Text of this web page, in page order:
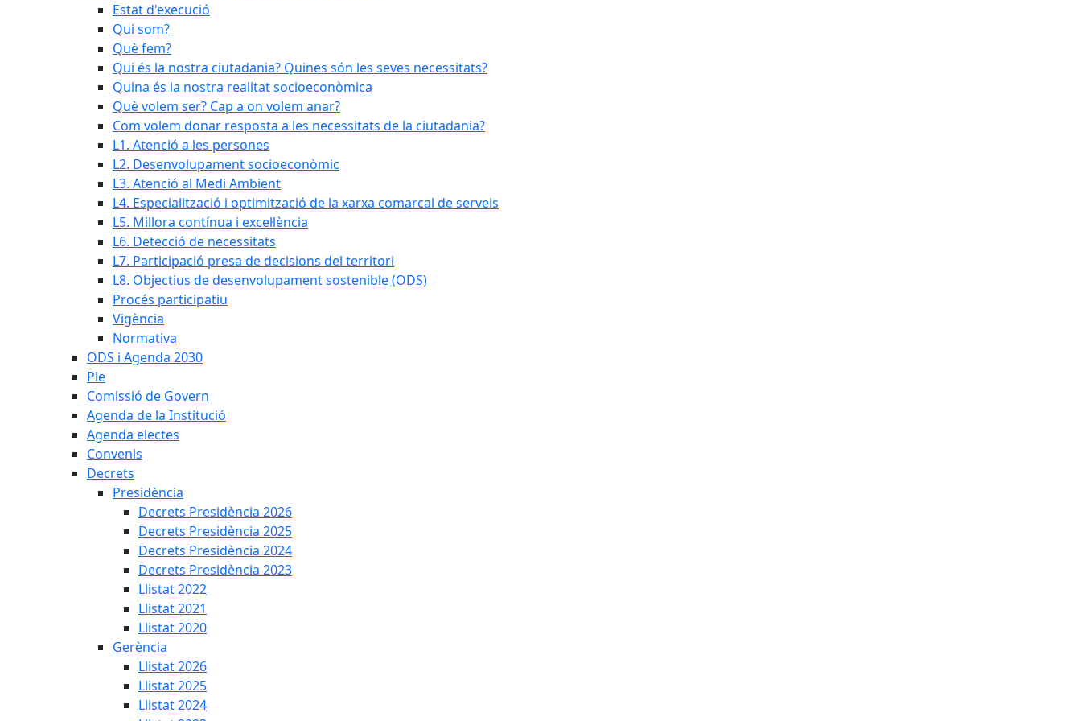
Estat d'execució
Qui som?
Què fem?
Qui és la nostra ciutadania? Quines són les seves necessitats?
Quina és la nostra realitat socioeconòmica
Què volem ser? Cap a on volem anar?
Com volem donar resposta a les necessitats de la ciutadania?
L1. Atenció a les persones
L2. Desenvolupament socioeconòmic
L3. Atenció al Medi Ambient
L4. Especialització i optimització de la xarxa comarcal de serveis
L5. Millora contínua i excel·lència
L6. Detecció de necessitats
L7. Participació presa de decisions del territori
L8. Objectius de desenvolupament sostenible (ODS)
Procés participatiu
Vigència
Normativa
ODS i Agenda 2030
Ple
Comissió de Govern
Agenda de la Institució
Agenda electes
Convenis
Decrets
Presidència
Decrets Presidència 2026
Decrets Presidència 2025
Decrets Presidència 2024
Decrets Presidència 2023
Llistat 2022
Llistat 2021
Llistat 2020
Gerència
Llistat 2026
Llistat 2025
Llistat 2024